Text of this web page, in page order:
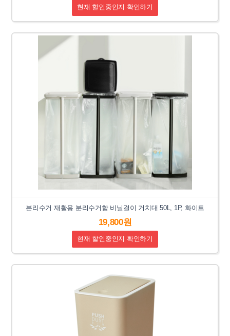
현재 할인중인지 확인하기
분리수거 재활용 분리수거함 비닐걸이 거치대 50L, 1P, 화이트
19,800원
현재 할인중인지 확인하기